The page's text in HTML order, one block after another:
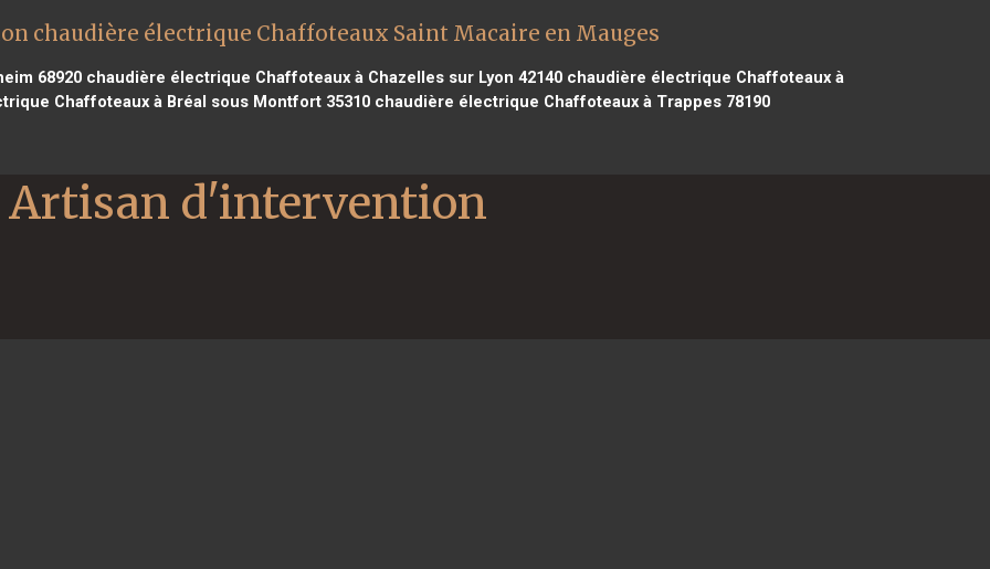
chaudière électrique Chaffoteaux Saint Macaire en Mauges
68920 chaudière électrique Chaffoteaux à Chazelles sur Lyon 42140 chaudière électrique Chaffoteaux à
Chaffoteaux à Bréal sous Montfort 35310chaudière électrique Chaffoteaux à Trappes 78190
Artisan d'intervention